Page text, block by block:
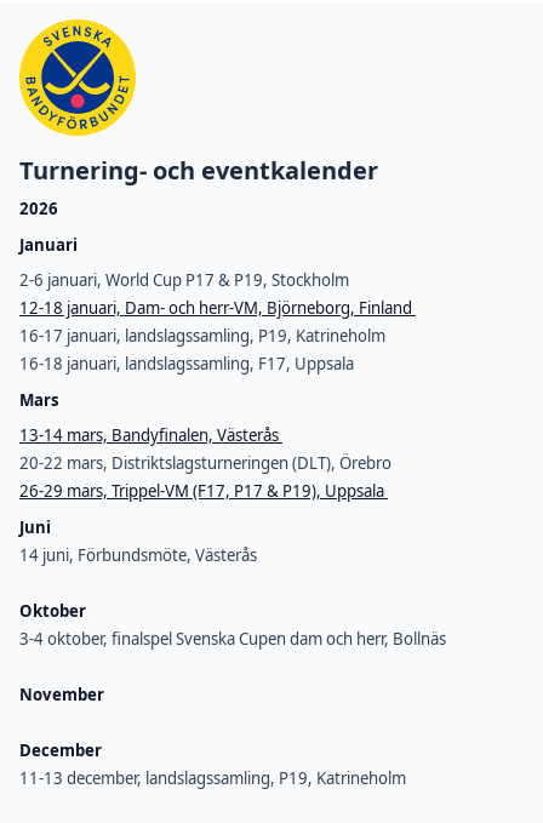
Turnering- och eventkalender
2026
Januari
2-6 januari, World Cup P17 & P19, Stockholm
12-18 januari, Dam- och herr-VM, Björneborg, Finland
16-17 januari, landslagssamling, P19, Katrineholm
16-18 januari, landslagssamling, F17, Uppsala
Mars
13-14 mars, Bandyfinalen, Västerås
20-22 mars, Distriktslagsturneringen (DLT), Örebro
26-29 mars, Trippel-VM (F17, P17 & P19), Uppsala
Juni
14 juni, Förbundsmöte, Västerås
Oktober
3-4 oktober, finalspel Svenska Cupen dam och herr, Bollnäs
November
December
11-13 december, landslagssamling, P19, Katrineholm